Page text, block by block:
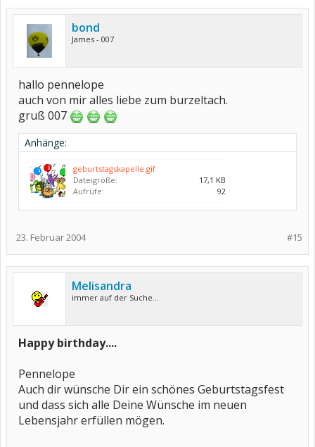
bond
James - 007
hallo pennelope
auch von mir alles liebe zum burzeltach.
gruß 007
Anhänge:
geburtstagskapelle.gif
Dateigröße:
17,1 KB
Aufrufe:
92
#15
23. Februar 2004
Melisandra
immer auf der Suche...
Happy birthday....
Pennelope
Auch dir wünsche Dir ein schönes Geburtstagsfest
und dass sich alle Deine Wünsche im neuen
Lebensjahr erfüllen mögen.